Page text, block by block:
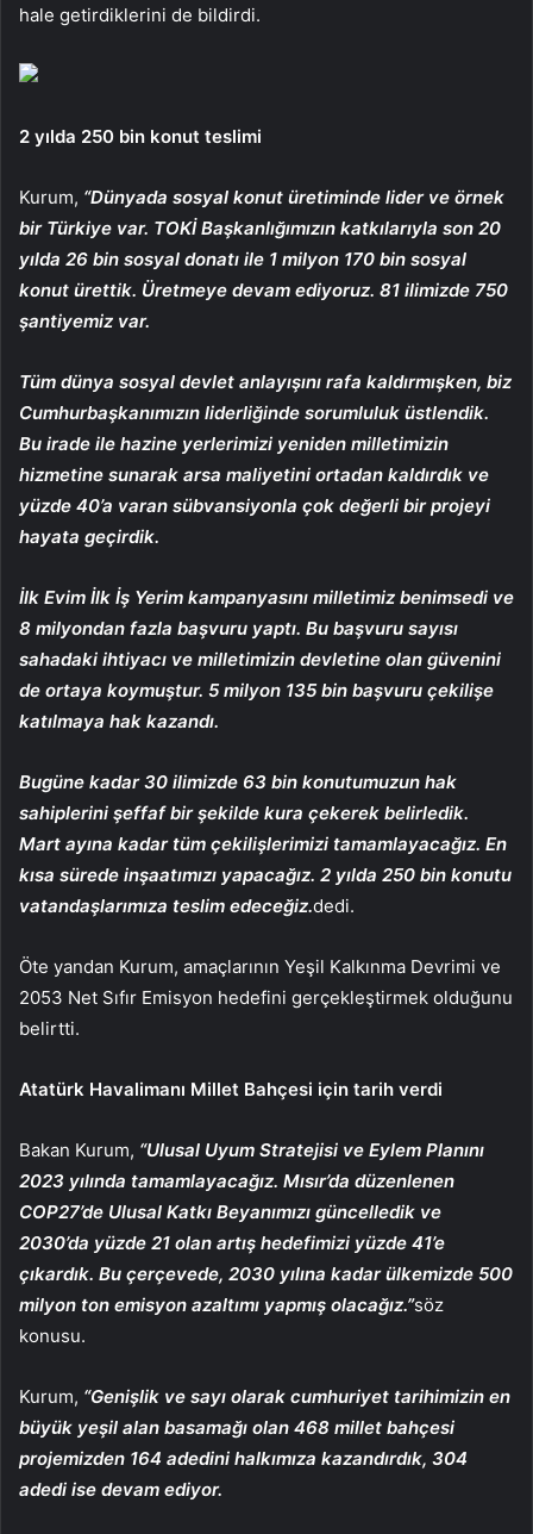
hale getirdiklerini de bildirdi.
2 yılda 250 bin konut teslimi
Kurum, “Dünyada sosyal konut üretiminde lider ve örnek
bir Türkiye var. TOKİ Başkanlığımızın katkılarıyla son 20
yılda 26 bin sosyal donatı ile 1 milyon 170 bin sosyal
konut ürettik. Üretmeye devam ediyoruz. 81 ilimizde 750
şantiyemiz var.
Tüm dünya sosyal devlet anlayışını rafa kaldırmışken, biz
Cumhurbaşkanımızın liderliğinde sorumluluk üstlendik.
Bu irade ile hazine yerlerimizi yeniden milletimizin
hizmetine sunarak arsa maliyetini ortadan kaldırdık ve
yüzde 40’a varan sübvansiyonla çok değerli bir projeyi
hayata geçirdik.
İlk Evim İlk İş Yerim kampanyasını milletimiz benimsedi ve
8 milyondan fazla başvuru yaptı. Bu başvuru sayısı
sahadaki ihtiyacı ve milletimizin devletine olan güvenini
de ortaya koymuştur. 5 milyon 135 bin başvuru çekilişe
katılmaya hak kazandı.
Bugüne kadar 30 ilimizde 63 bin konutumuzun hak
sahiplerini şeffaf bir şekilde kura çekerek belirledik.
Mart ayına kadar tüm çekilişlerimizi tamamlayacağız. En
kısa sürede inşaatımızı yapacağız. 2 yılda 250 bin konutu
vatandaşlarımıza teslim edeceğiz.dedi.
Öte yandan Kurum, amaçlarının Yeşil Kalkınma Devrimi ve
2053 Net Sıfır Emisyon hedefini gerçekleştirmek olduğunu
belirtti.
Atatürk Havalimanı Millet Bahçesi için tarih verdi
Bakan Kurum, “Ulusal Uyum Stratejisi ve Eylem Planını
2023 yılında tamamlayacağız. Mısır’da düzenlenen
COP27’de Ulusal Katkı Beyanımızı güncelledik ve
2030’da yüzde 21 olan artış hedefimizi yüzde 41’e
çıkardık. Bu çerçevede, 2030 yılına kadar ülkemizde 500
milyon ton emisyon azaltımı yapmış olacağız.”söz
konusu.
Kurum, “Genişlik ve sayı olarak cumhuriyet tarihimizin en
büyük yeşil alan basamağı olan 468 millet bahçesi
projemizden 164 adedini halkımıza kazandırdık, 304
adedi ise devam ediyor.